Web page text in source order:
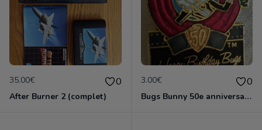
35.00€ 0
After Burner 2 (complet)
3.00€ 0
Bugs Bunny 50e anniversaire